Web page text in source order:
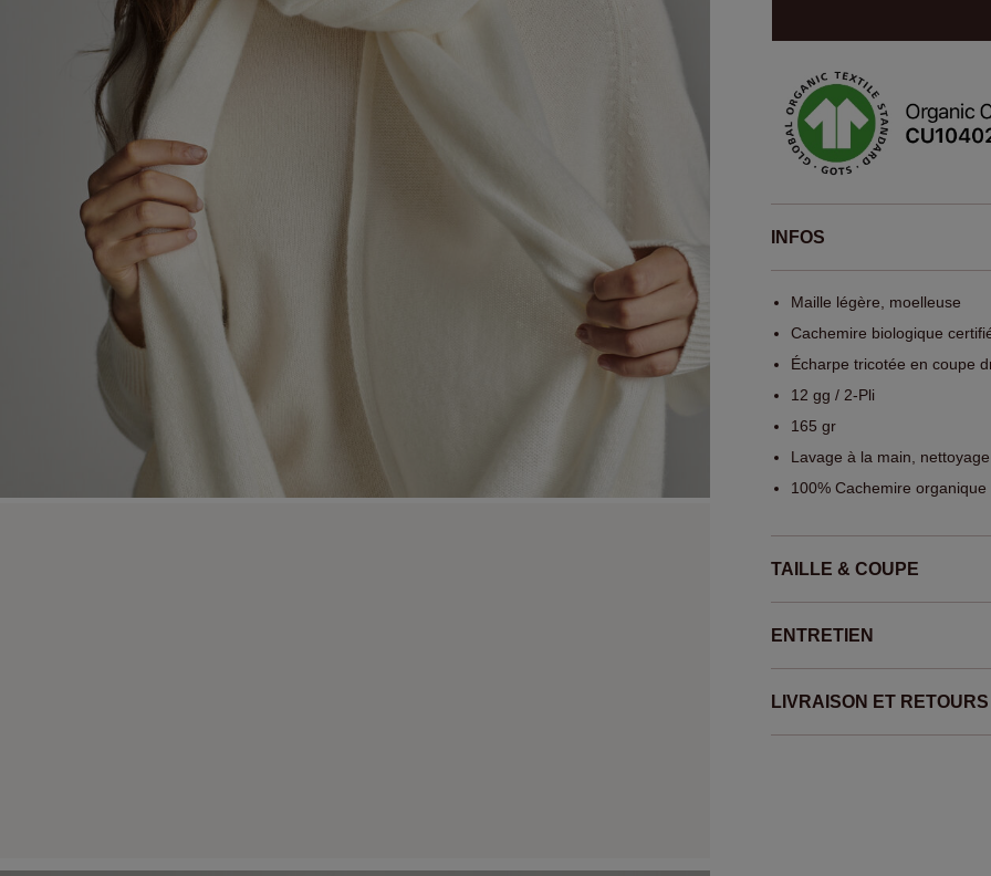
INFOS
Maille légère, moelleuse
Cachemire biologique
Écharpe tricotée en coupe
12 gg / 2-Pli
165 gr
Lavage à la main,
100% Cachemire organique
TAILLE & COUPE
ENTRETIEN
LIVRAISON ET RETOURS